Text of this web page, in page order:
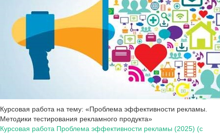
Курсовая работа на тему: «Проблема эффективности рекламы.
Методики тестирования рекламного продукта»
Курсовая работа Проблема эффективности рекламы (2025) (с